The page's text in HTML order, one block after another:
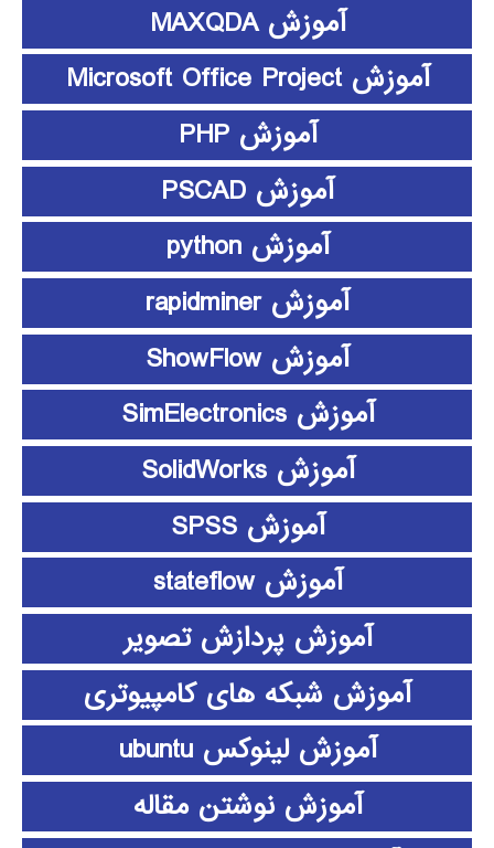
آموزش MAXQDA
آموزش Microsoft Office Project
آموزش PHP
آموزش PSCAD
آموزش python
آموزش rapidminer
آموزش ShowFlow
آموزش SimElectronics
آموزش SolidWorks
آموزش SPSS
آموزش stateflow
آموزش پردازش تصویر
آموزش شبکه های کامپیوتری
آموزش لینوکس ubuntu
آموزش نوشتن مقاله